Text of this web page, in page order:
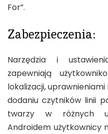
For”.
Zabezpieczenia:
Narzędzia i
zapewniają
lokalizacji,
dodaniu czytników linii
twarzy w różnych
Androidem użytkownicy